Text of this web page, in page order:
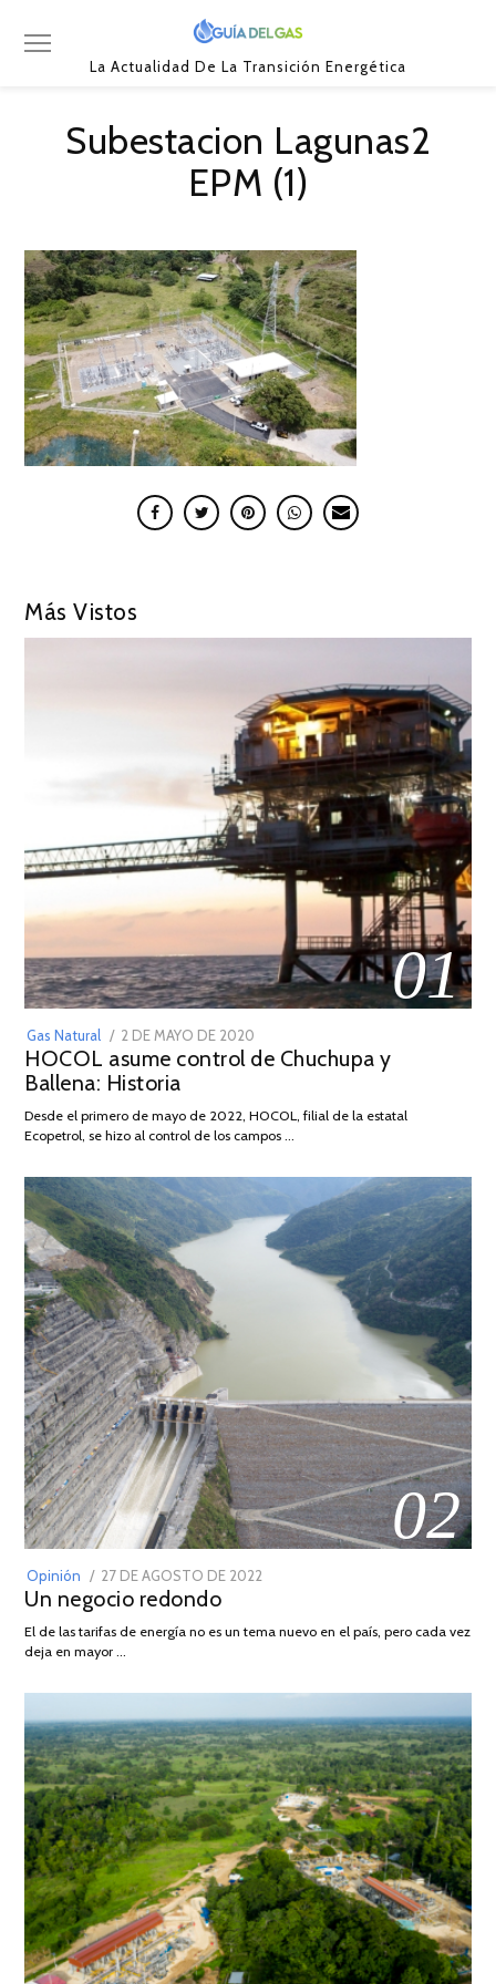
La Actualidad De La Transición Energética
Subestacion Lagunas2
EPM (1)
Más Vistos
01
Gas Natural
POSTED
ON
2 DE MAYO DE 2020
DE
2026
HOCOL asume control de Chuchupa y
Ballena: Historia
Desde el primero de mayo de 2022, HOCOL, filial de la estatal
Ecopetrol, se hizo al control de los campos …
02
Opinión
POSTED
ON
27 DE AGOSTO DE 2022
DE
Un negocio redondo
El de las tarifas de energía no es un tema nuevo en el país, pero cada vez
deja en mayor …